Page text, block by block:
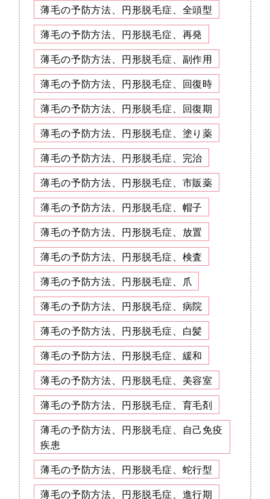
薄毛の予防方法、円形脱毛症、全頭型
薄毛の予防方法、円形脱毛症、再発
薄毛の予防方法、円形脱毛症、副作用
薄毛の予防方法、円形脱毛症、回復時
薄毛の予防方法、円形脱毛症、回復期
薄毛の予防方法、円形脱毛症、塗り薬
薄毛の予防方法、円形脱毛症、完治
薄毛の予防方法、円形脱毛症、市販薬
薄毛の予防方法、円形脱毛症、帽子
薄毛の予防方法、円形脱毛症、放置
薄毛の予防方法、円形脱毛症、検査
薄毛の予防方法、円形脱毛症、爪
薄毛の予防方法、円形脱毛症、病院
薄毛の予防方法、円形脱毛症、白髪
薄毛の予防方法、円形脱毛症、緩和
薄毛の予防方法、円形脱毛症、美容室
薄毛の予防方法、円形脱毛症、育毛剤
薄毛の予防方法、円形脱毛症、自己免疫
疾患
薄毛の予防方法、円形脱毛症、蛇行型
薄毛の予防方法、円形脱毛症、進行期